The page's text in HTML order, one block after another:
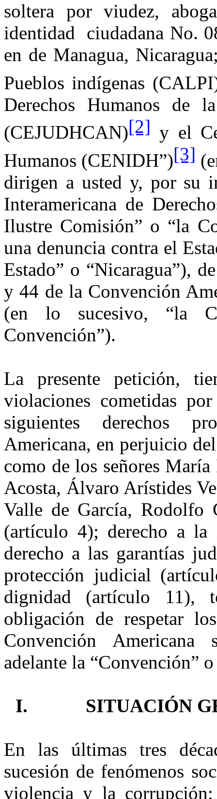
soltera por viudez,
identidad
ciudadana No.
en de Managua,
Pueblos indígenas
Derechos Humanos de
(CEJUDHCAN)[2] y el
Humanos (CENIDH”)[3]
dirigen a usted y, por su
Interamericana de
Ilustre Comisión” o “la
una denuncia contra el
Estado” o “Nicaragua”),
y 44 de la Convención
(en lo sucesivo, “la
Convención”).
La presente petición,
violaciones cometidas
siguientes derechos
Americana, en perjuicio
como de los señores
Acosta, Álvaro Arístides
Valle de García, Rodolfo
(artículo 4); derecho a la
derecho a las garantías
protección judicial
dignidad (artículo 11),
obligación de respetar
Convención Americana
adelante la “Convención”
I. SITUACIÓN
En las últimas tres
sucesión de fenómenos
violencia y la